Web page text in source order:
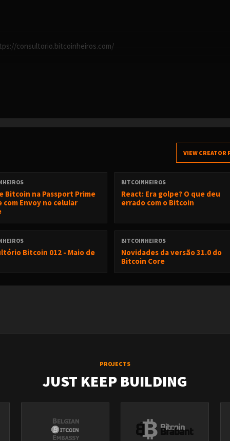
consultorio.bitcoinheiros.com/
Axiom
Bitcoin
Mercados
Lightning Network?
fountain)
VIEW CREATOR
Bitcoin na Passport Prime
com Envoy no celular
BITCOINHEIROS
React: Era golpe? O que deu
errado com o Bitcoin
Bitcoin 012 - Maio de
BITCOINHEIROS
Novidades da versão 31.0 do
Bitcoin Core
PROJECTS
JUST KEEP BUILDING